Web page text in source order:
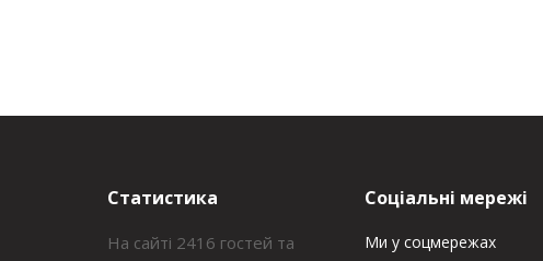
Статистика
На сайті 2416 гостей та
Соціальні мережі
Ми у соцмережах